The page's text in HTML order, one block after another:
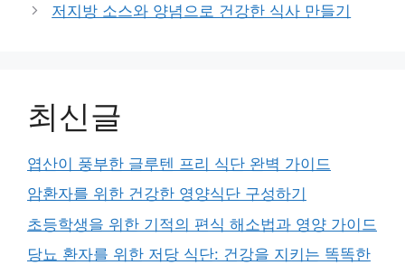
저지방 소스와 양념으로 건강한 식사 만들기
최신글
엽산이 풍부한 글루텐 프리 식단 완벽 가이드
암환자를 위한 건강한 영양식단 구성하기
초등학생을 위한 기적의 편식 해소법과 영양 가이드
당뇨 환자를 위한 저당 식단: 건강을 지키는 똑똑한